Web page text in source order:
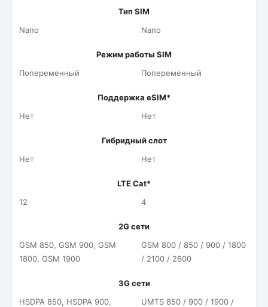
Тип SIM
Nano
Nano
Режим работы SIM
Попеременный
Попеременный
Поддержка eSIM*
Нет
Нет
Гибридный слот
Нет
Нет
LTE Cat*
12
4
2G сети
GSM 850, GSM 900, GSM
1800, GSM 1900
GSM 800 / 850 / 900 / 1800
/ 2100 / 2600
3G сети
HSDPA 850, HSDPA 900,
UMTS 850 / 900 / 1900 /